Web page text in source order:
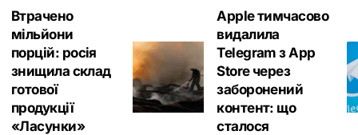
Втрачено
мільйони
порцій: росія
знищила склад
готової
продукції
«Ласунки»
Apple тимчасово
видалила
Telegram з App
Store через
заборонений
контент: що
сталося